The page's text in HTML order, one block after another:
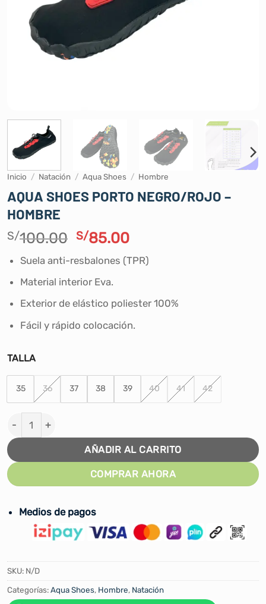
Inicio / Natación / Aqua Shoes / Hombre
AQUA SHOES PORTO NEGRO/ROJO –
HOMBRE
S/100.00 El
original
era:
S/100.00.
S/85.00El
precio
actual
S/85.00.
Suela anti-resbalones (TPR)
Material interior Eva.
Exterior de elástico poliester 100%
Fácil y rápido colocación.
TALLA
35 36 37 38 39 40 41 42
AQUA SHOES PORTO NEGRO/ROJO - HOMBRE cantidad
AÑADIR AL CARRITO
COMPRAR AHORA
Medios de pagos
SKU: N/D
Categorías:Aqua Shoes, Hombre, Natación